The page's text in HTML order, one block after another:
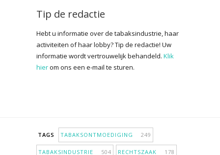
Tip de redactie
Hebt u informatie over de tabaksindustrie, haar
activiteiten of haar lobby? Tip de redactie! Uw
informatie wordt vertrouwelijk behandeld. Klik
hierom ons een e-mail te sturen.
TAGS TABAKSONTMOEDIGING 249
TABAKSINDUSTRIE 504 RECHTSZAAK 178